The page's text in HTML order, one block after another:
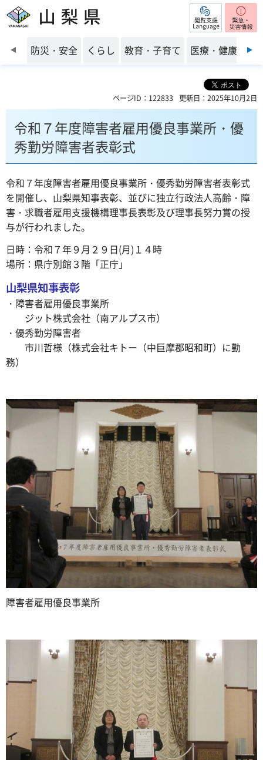
山梨県 閲覧支援
前のスライドを表示
防災・安全 くらし 教育・子育て 医療・健康・福
ページID：122833 更新日：2025年10月2日
令和７年度障害者雇用優良事業所・優
秀勤労障害者表彰式
令和７年度障害者雇用優良事業所・優秀勤労障害者表彰式
を開催し、山梨県知事表彰、並びに独立行政法人高齢・障
害・求職者雇用支援機構理事長表彰及び理事長努力賞の授
与が行われました。
日時：令和７年９月２９日(月)１４時
場所：県庁別館３階「正庁」
山梨県知事表彰
・障害者雇用優良事業所
ジット株式会社（南アルプス市）
・優秀勤労障害者
市川哲様（株式会社キトー（中巨摩郡昭和町）に勤
務）
障害者雇用優良事業所